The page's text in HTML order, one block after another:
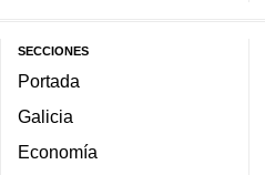
SECCIONES
Portada
Galicia
Economía